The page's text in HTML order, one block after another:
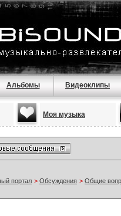
Альбомы Видеоклипы
Моя музыка
портал > Обсуждения > Общие